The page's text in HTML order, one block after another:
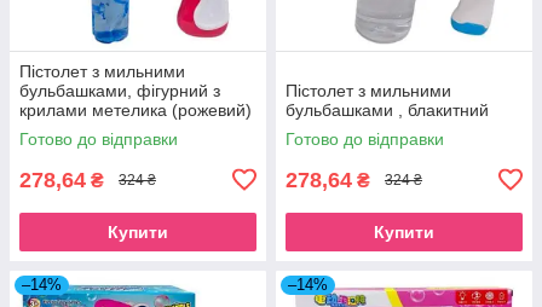
Пістолет з мильними
бульбашками, фігурний з
крилами метелика (рожевий)
Готово до відправки
278,64 ₴ 324 ₴
Купити
Пістолет з мильними
бульбашками , блакитний
Готово до відправки
278,64 ₴ 324 ₴
Купити
–14% –14%